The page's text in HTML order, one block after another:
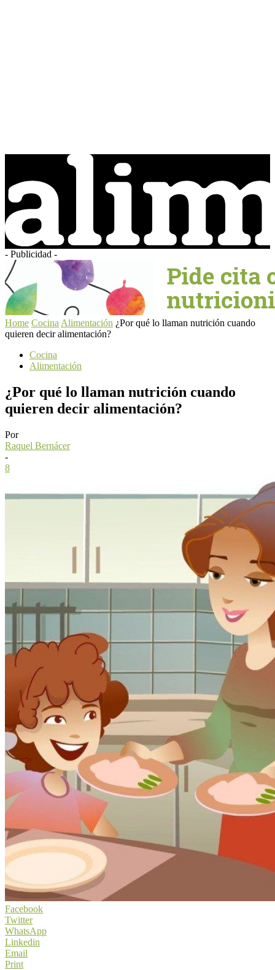
- Publicidad -
Home Cocina Alimentación ¿Por qué lo llaman nutrición cuando
quieren decir alimentación?
Cocina
Alimentación
¿Por qué lo llaman nutrición cuando
quieren decir alimentación?
Por
Raquel Bernácer
-
8
Facebook
Twitter
WhatsApp
Linkedin
Email
Print